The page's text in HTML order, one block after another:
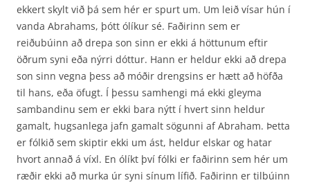
ekkert skylt við þá sem hér er spurt um. Um leið vísar hún í
vanda Abrahams, þótt ólíkur sé. Faðirinn sem er
reiðubúinn að drepa son sinn er ekki á höttunum eftir
öðrum syni eða nýrri dóttur. Hann er heldur ekki að drepa
son sinn vegna þess að móðir drengsins er hætt að höfða
til hans, eða öfugt. Í þessu samhengi má ekki gleyma
sambandinu sem er ekki bara nýtt í hvert sinn heldur
gamalt, hugsanlega jafn gamalt sögunni af Abraham. Þetta
er fólkið sem skiptir ekki um ást, heldur elskar og hatar
hvort annað á víxl. En ólíkt því fólki er faðirinn sem hér um
ræðir ekki að murka úr syni sínum lífið. Faðirinn er tilbúinn